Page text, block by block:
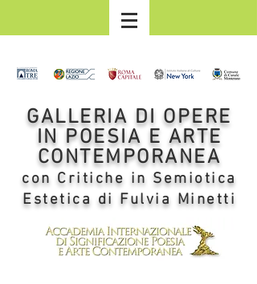
GALLERIA DI OPERE
IN POESIA E ARTE
CONTEMPORANEA
con Critiche in Semiotica
Estetica di Fulvia Minetti